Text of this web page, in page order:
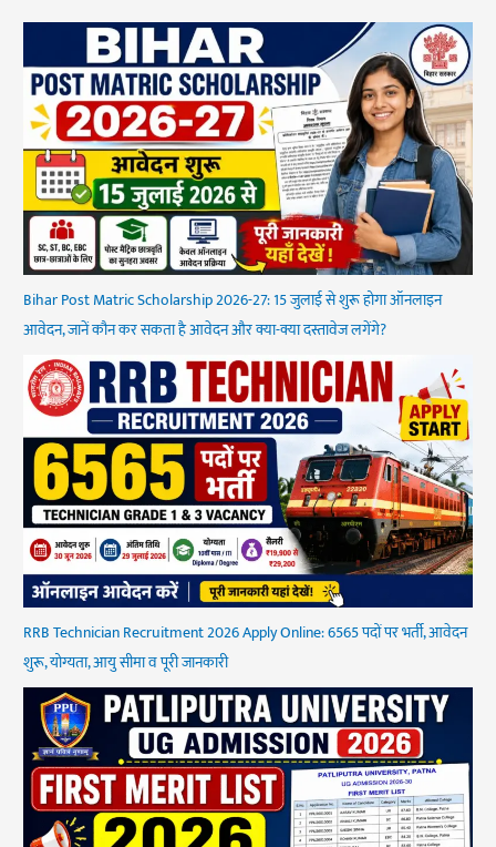
Bihar Post Matric Scholarship 2026-27: 15 जुलाई से शुरू होगा ऑनलाइन
आवेदन, जानें कौन कर सकता है आवेदन और क्या-क्या दस्तावेज लगेंगे?
RRB Technician Recruitment 2026 Apply Online: 6565 पदों पर भर्ती, आवेदन
शुरू, योग्यता, आयु सीमा व पूरी जानकारी